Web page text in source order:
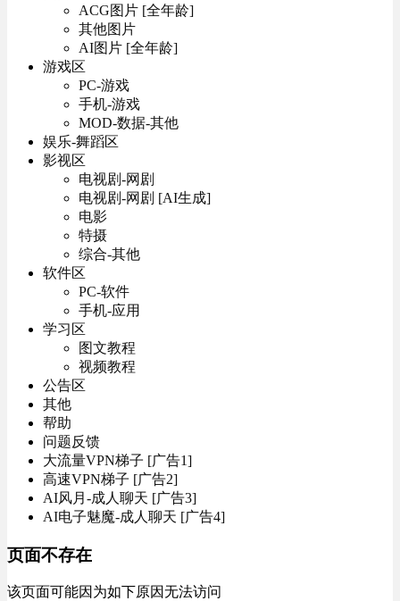
ACG图片 [全年龄]
其他图片
AI图片 [全年龄]
游戏区
PC-游戏
手机-游戏
MOD-数据-其他
娱乐-舞蹈区
影视区
电视剧-网剧
电视剧-网剧 [AI生成]
电影
特摄
综合-其他
软件区
PC-软件
手机-应用
学习区
图文教程
视频教程
公告区
其他
帮助
问题反馈
大流量VPN梯子 [广告1]
高速VPN梯子 [广告2]
AI风月-成人聊天 [广告3]
AI电子魅魔-成人聊天 [广告4]
页面不存在
该页面可能因为如下原因无法访问